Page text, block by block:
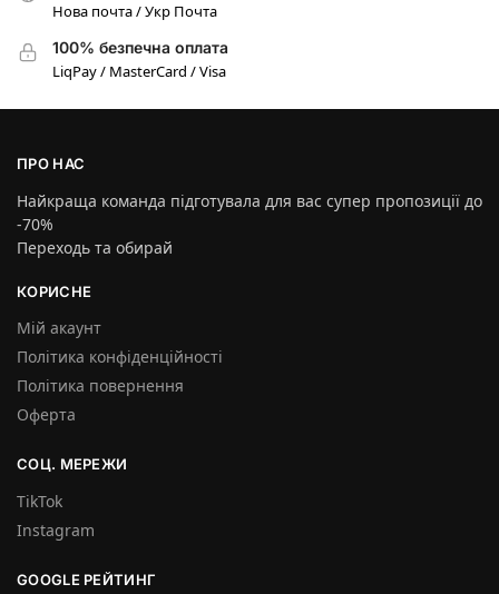
Нова почта / Укр Почта
100% безпечна оплата
LiqPay / MasterCard / Visa
ПРО НАС
Найкраща команда підготувала для вас супер пропозиції до
-70%
Переходь та обирай
КОРИСНЕ
Мій акаунт
Політика конфіденційності
Політика повернення
Оферта
СОЦ. МЕРЕЖИ
TikTok
Instagram
GOOGLE РЕЙТИНГ